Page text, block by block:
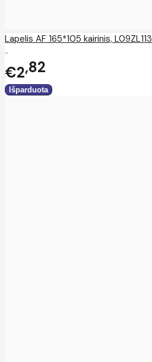
Lapelis AF 165*105 kairinis, L09ZL113
..
€2 82